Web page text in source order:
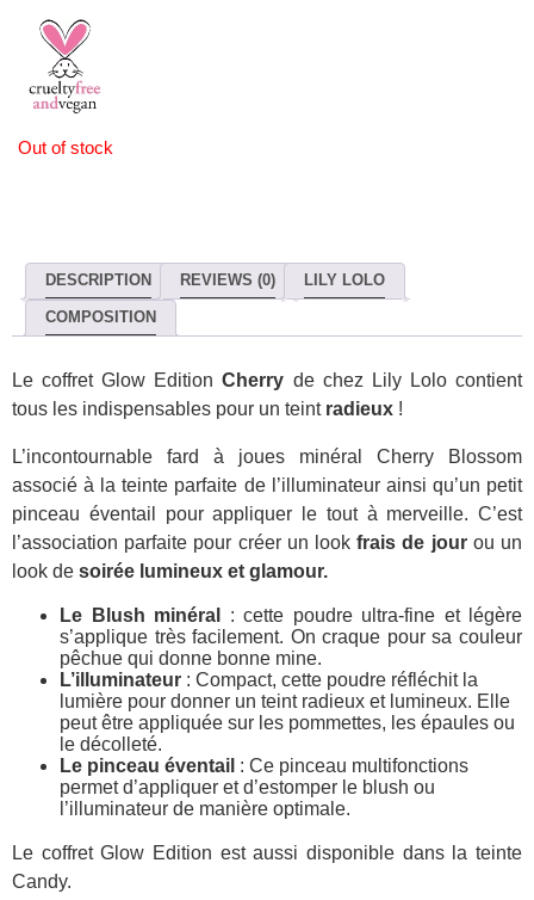
Out of stock
DESCRIPTION REVIEWS (0) LILY LOLO
COMPOSITION
Le coffret Glow EditionCherry de chez Lily Lolo contient
tous les indispensables pour un teint radieux !
L’incontournable fard à joues minéral Cherry Blossom
associé à la teinte parfaite de l’illuminateur ainsi qu’un petit
pinceau éventail pour appliquer le tout à merveille. C’est
l’association parfaite pour créer un lookfrais de jourou un
look de soirée lumineux et glamour.
Le Blush minéral
: cette poudre ultra-fine et légère
s’applique très facilement. On craque pour sa couleur
pêchue qui donne bonne mine.
L’illuminateur : Compact, cette poudre réfléchit la
lumière pour donner un teint radieux et lumineux. Elle
peut être appliquée sur les pommettes, les épaules ou
le décolleté.
Le pinceau éventail : Ce pinceau multifonctions
permet d’appliquer et d’estomper le blush ou
l’illuminateur de manière optimale.
Le coffret Glow Edition est aussi disponible dans la teinte
Candy.